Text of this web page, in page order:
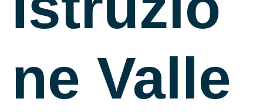
ne Valle